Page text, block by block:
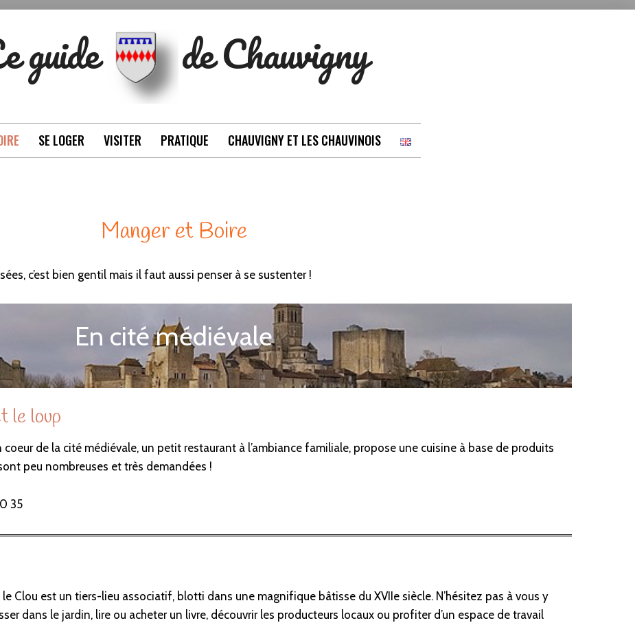
guide de Chauvigny
SE LOGER VISITER PRATIQUE CHAUVIGNY ET LES CHAUVINOIS
Manger et Boire
c’est bien gentil mais il faut aussi penser à se sustenter !
En cité médiévale
le loup
de la cité médiévale, un petit restaurant à l’ambiance familiale, propose une cuisine à base de produits
peu nombreuses et très demandées !
35
Clou est un tiers-lieu associatif, blotti dans une magnifique bâtisse du XVIIe siècle. N’hésitez pas à vous y
dans le jardin, lire ou acheter un livre, découvrir les producteurs locaux ou profiter d’un espace de travail